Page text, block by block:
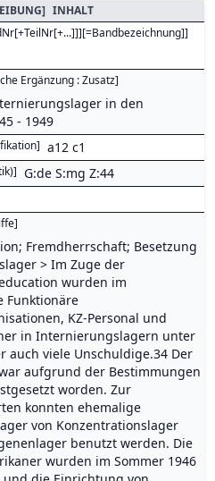
] INHALT
]
Ergänzung : Zusatz]
in den
- 1949
] a12 c1
] G:de S:mg Z:44
]
Fremdherrschaft; Besetzung
> Im Zuge der
wurden im
Funktionäre
KZ-Personal und
in Internierungslagern unter
auch viele Unschuldige.34 Der
aufgrund der Bestimmungen
worden. Zur
konnten ehemalige
von Konzentrationslager
benutzt werden. Die
wurden im Sommer 1946